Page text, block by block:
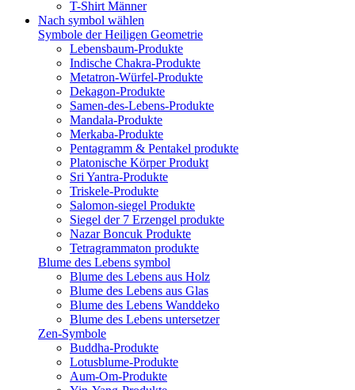
T-Shirt Männer
Nach symbol wählen
Symbole der Heiligen Geometrie
Lebensbaum-Produkte
Indische Chakra-Produkte
Metatron-Würfel-Produkte
Dekagon-Produkte
Samen-des-Lebens-Produkte
Mandala-Produkte
Merkaba-Produkte
Pentagramm & Pentakel produkte
Platonische Körper Produkt
Sri Yantra-Produkte
Triskele-Produkte
Salomon-siegel Produkte
Siegel der 7 Erzengel produkte
Nazar Boncuk Produkte
Tetragrammaton produkte
Blume des Lebens symbol​
Blume des Lebens aus Holz
Blume des Lebens aus Glas
Blume des Lebens Wanddeko
Blume des Lebens untersetzer
Zen-Symbole
Buddha-Produkte
Lotusblume-Produkte
Aum-Om-Produkte